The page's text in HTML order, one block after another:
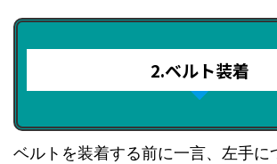
2.ベルト装着
ベルトを装着する前に一言、左手に